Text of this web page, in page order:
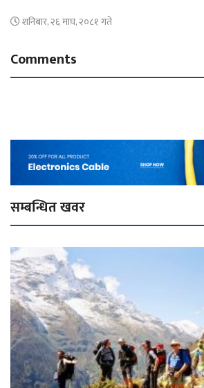
शनिबार, २६ माघ, २०८१ गते
Comments
सम्बन्धित खवर